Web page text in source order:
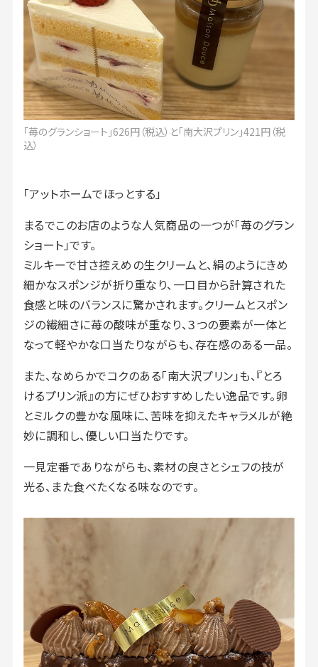
「苺のグランショート」626円（税込）と「南大沢プリン」421円（税
込）
「アットホームでほっとする」
まるでこのお店のような人気商品の一つが「苺のグラン
ショート」です。
ミルキーで甘さ控えめの生クリームと、絹のようにきめ
細かなスポンジが折り重なり、一口目から計算された
食感と味のバランスに驚かされます。クリームとスポン
ジの繊細さに苺の酸味が重なり、３つの要素が一体と
なって軽やかな口当たりながらも、存在感のある一品。
また、なめらかでコクのある「南大沢プリン」も、『とろ
けるプリン派』の方にぜひおすすめしたい逸品です。卵
とミルクの豊かな風味に、苦味を抑えたキャラメルが絶
妙に調和し、優しい口当たりです。
一見定番でありながらも、素材の良さとシェフの技が
光る、また食べたくなる味なのです。